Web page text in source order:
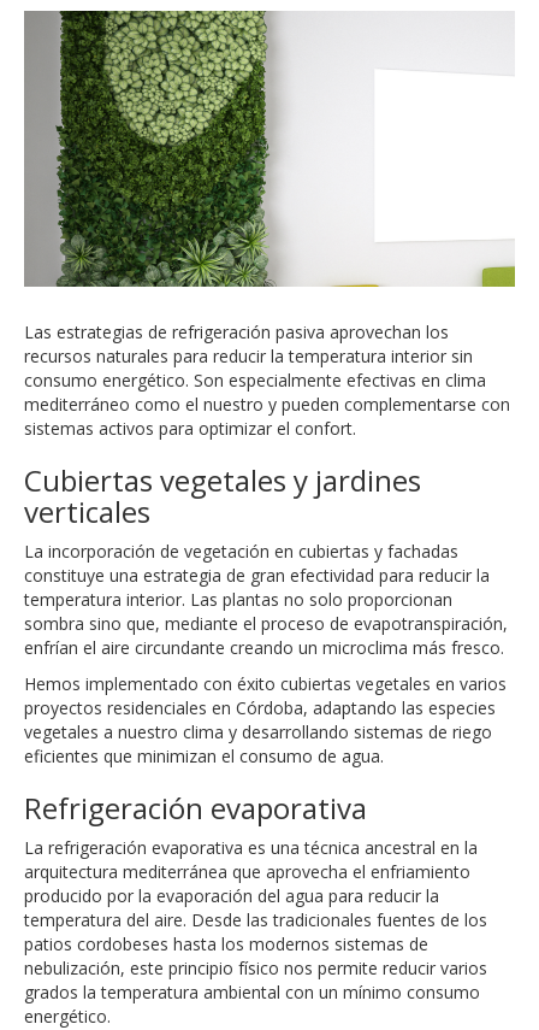
Las estrategias de refrigeración pasiva aprovechan los
recursos naturales para reducir la temperatura interior sin
consumo energético. Son especialmente efectivas en clima
mediterráneo como el nuestro y pueden complementarse con
sistemas activos para optimizar el confort.
Cubiertas vegetales y jardines
verticales
La incorporación de vegetación en cubiertas y fachadas
constituye una estrategia de gran efectividad para reducir la
temperatura interior. Las plantas no solo proporcionan
sombra sino que, mediante el proceso de evapotranspiración,
enfrían el aire circundante creando un microclima más fresco.
Hemos implementado con éxito cubiertas vegetales en varios
proyectos residenciales en Córdoba, adaptando las especies
vegetales a nuestro clima y desarrollando sistemas de riego
eficientes que minimizan el consumo de agua.
Refrigeración evaporativa
La refrigeración evaporativa es una técnica ancestral en la
arquitectura mediterránea que aprovecha el enfriamiento
producido por la evaporación del agua para reducir la
temperatura del aire. Desde las tradicionales fuentes de los
patios cordobeses hasta los modernos sistemas de
nebulización, este principio físico nos permite reducir varios
grados la temperatura ambiental con un mínimo consumo
energético.